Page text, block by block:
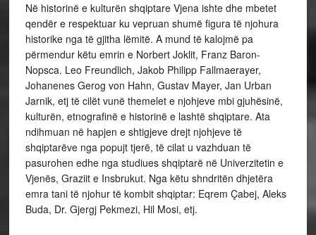
Në historinë e kulturën shqiptare Vjena ishte dhe mbetet
qendër e respektuar ku vepruan shumë figura të njohura
historike nga të gjitha lëmitë. A mund të kalojmë pa
përmendur këtu emrin e Norbert Joklit, Franz Baron-
Nopsca. Leo Freundlich, Jakob Philipp Fallmaerayer,
Johanenes Gerog von Hahn, Gustav Mayer, Jan Urban
Jarnik, etj të cilët vunë themelet e njohjeve mbi gjuhësinë,
kulturën, etnografinë e historinë e lashtë shqiptare. Ata
ndihmuan në hapjen e shtigjeve drejt njohjeve të
shqiptarëve nga popujt tjerë, të cilat u vazhduan të
pasurohen edhe nga studiues shqiptarë në Univerzitetin e
Vjenës, Graziit e Insbrukut. Nga këtu shndritën dhjetëra
emra tani të njohur të kombit shqiptar: Eqrem Çabej, Aleks
Buda, Dr. Gjergj Pekmezi, Hil Mosi, etj.